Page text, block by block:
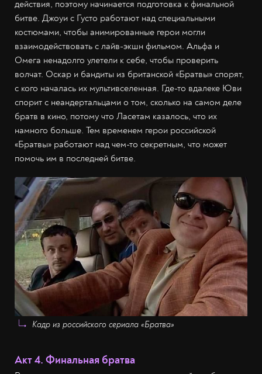
действия, поэтому начинается подготовка к финальной
битве. Джоуи с Густо работают над специальными
костюмами, чтобы анимированные герои могли
взаимодействовать с лайв-экшн фильмом. Альфа и
Омега ненадолго улетели к себе, чтобы проверить
волчат. Оскар и бандиты из британской «Братвы» спорят,
с кого началась их мультивселенная. Где-то вдалеке Юви
спорит с неандертальцами о том, сколько на самом деле
братв в кино, потому что Ласетам казалось, что их
намного больше. Тем временем герои российской
«Братвы» работают над чем-то секретным, что может
помочь им в последней битве.
Кадр из российского сериала «Братва»
Акт 4. Финальная братва